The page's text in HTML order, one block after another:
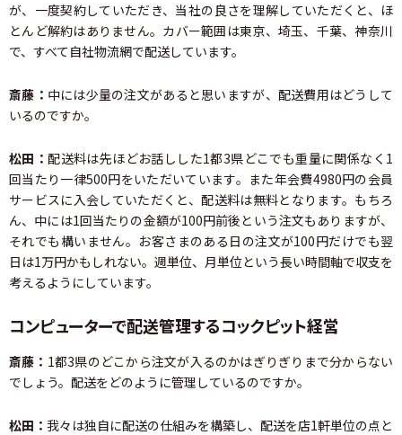
が、一度契約していただき、当社の良さを理解していただくと、ほ
とんど解約はありません。カバー範囲は東京、埼玉、千葉、神奈川
で、すべて自社物流網で配送しています。
斎藤： 中には少量の注文があると思いますが、配送費用はどうして
いるのですか。
松田：配送料は先ほどお話しした1都3県どこでも重量に関係なく1
回当たり一律500円をいただいています。また年会費4980円の会員
サービスに入会していただくと、配送料は無料となります。もちろ
ん、中には1回当たりの金額が100円前後という注文もありますが、
それでも構いません。お客さまのある日の注文が100円だけでも翌
日は1万円かもしれない。週単位、月単位という長い時間軸で収支を
考えるようにしています。
コンピューターで配送管理するコックピット経営
斎藤： 1都3県のどこから注文が入るのかはぎりぎりまで分からない
でしょう。配送をどのように管理しているのですか。
松田： 我々は独自に配送の仕組みを構築し、配送を店1軒単位の点と